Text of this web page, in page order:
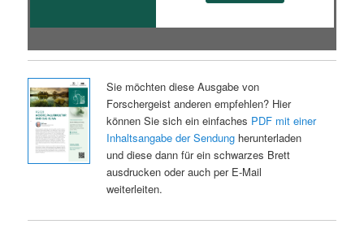
Sie möchten diese Ausgabe von
Forschergeist anderen empfehlen? Hier
können Sie sich ein einfaches PDF mit einer
Inhaltsangabe der Sendungherunterladen
und diese dann für ein schwarzes Brett
ausdrucken oder auch per E-Mail
weiterleiten.